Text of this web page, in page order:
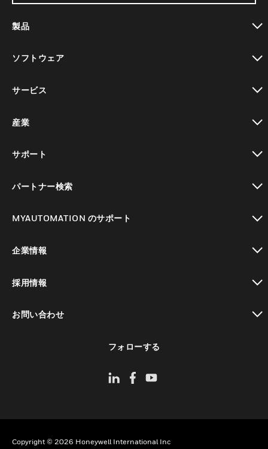
製品
ソフトウェア
サービス
産業
サポート
パートナー検索
MYAUTOMATION のサポート
企業情報
採用情報
お問い合わせ
フォローする
Copyright © 2026 Honeywell International Inc